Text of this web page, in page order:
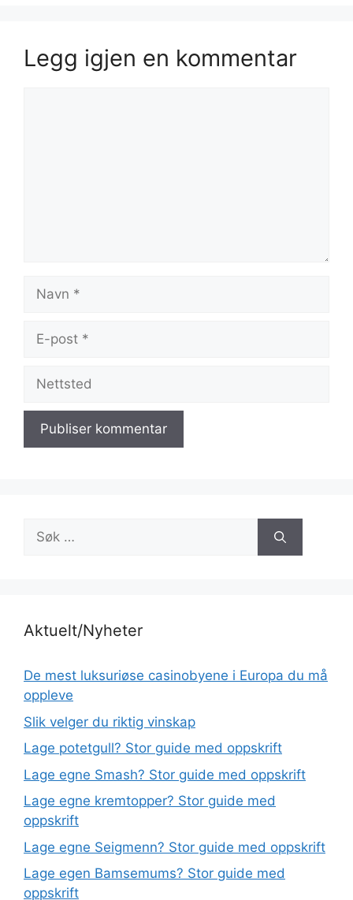
Legg igjen en kommentar
Navn
Nettsted
Søk
etter:
Aktuelt/Nyheter
De mest luksuriøse casinobyene i Europa du må
oppleve
Slik velger du riktig vinskap
Lage potetgull? Stor guide med oppskrift
Lage egne Smash? Stor guide med oppskrift
Lage egne kremtopper? Stor guide med
oppskrift
Lage egne Seigmenn? Stor guide med oppskrift
Lage egen Bamsemums? Stor guide med
oppskrift